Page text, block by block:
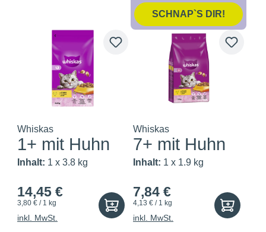
SCHNAP`S DIR!
Whiskas
1+ mit Huhn
Inhalt: 1 x 3.8 kg
14,45 €
3,80 € / 1 kg
inkl. MwSt.
Whiskas
7+ mit Huhn
Inhalt: 1 x 1.9 kg
7,84 €
4,13 € / 1 kg
inkl. MwSt.